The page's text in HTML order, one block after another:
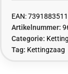
EAN:
Artikelnummer:
Categorie:
Tag: Kettingzaag